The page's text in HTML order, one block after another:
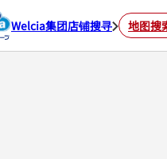
Welcia集团店铺搜寻 地图搜